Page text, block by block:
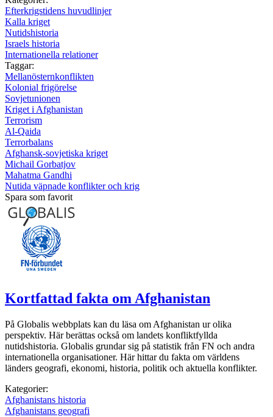
Efterkrigstidens huvudlinjer
Kalla kriget
Nutidshistoria
Israels historia
Internationella relationer
Taggar:
Mellanösternkonflikten
Kolonial frigörelse
Sovjetunionen
Kriget i Afghanistan
Terrorism
Al-Qaida
Terrorbalans
Afghansk-sovjetiska kriget
Michail Gorbatjov
Mahatma Gandhi
Nutida väpnade konflikter och krig
Spara som favorit
Kortfattad fakta om Afghanistan
På Globalis webbplats kan du läsa om Afghanistan ur olika
perspektiv. Här berättas också om landets konfliktfyllda
nutidshistoria. Globalis grundar sig på statistik från FN och andra
internationella organisationer. Här hittar du fakta om världens
länders geografi, ekonomi, historia, politik och aktuella konflikter.
Kategorier:
Afghanistans historia
Afghanistans geografi